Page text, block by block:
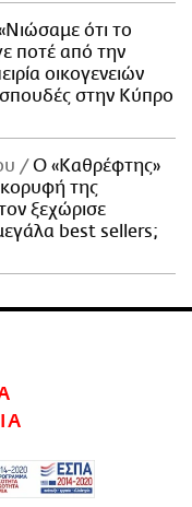
ότι το
ποτέ από την
οικογενειών
στην Κύπρο
Ο «Καθρέφτης»
της
ξεχώρισε
best sellers;